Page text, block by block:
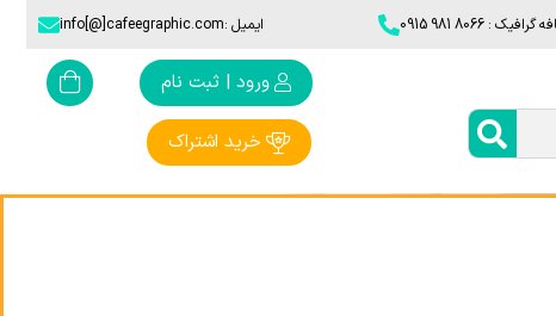
: 8066 981 0915​ ایمیل :info[@]cafeegraphic.com
ورود | ثبت نام
خرید اشتراک